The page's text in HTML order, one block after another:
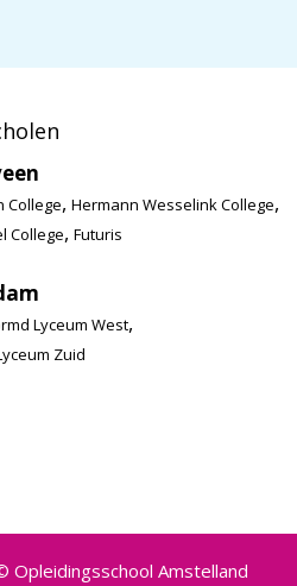
College, Hermann Wesselink College,
College, Futuris
Lyceum West,
Zuid
Opleidingsschool Amstelland